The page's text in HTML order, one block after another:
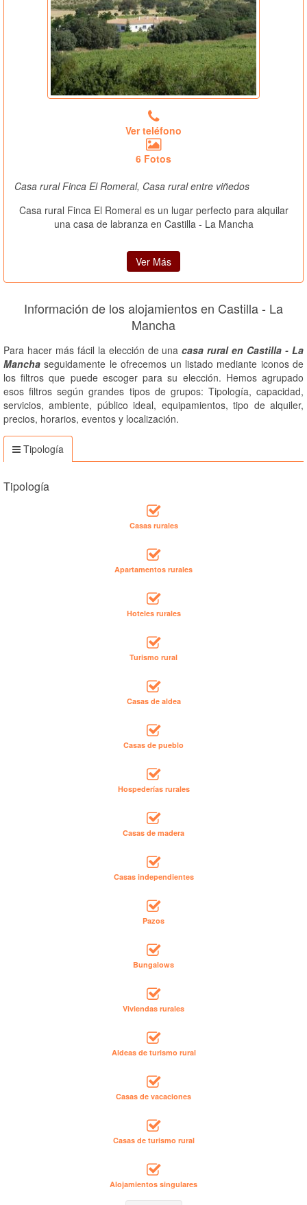
Ver teléfono
6 Fotos
Casa rural Finca El Romeral, Casa rural entre viñedos
Casa rural Finca El Romeral es un lugar perfecto para alquilar
una casa de labranza en Castilla - La Mancha
Ver Más
Información de los alojamientos en Castilla - La
Mancha
Para hacer más fácil la elección de unacasa rural en Castilla - La
Mancha seguidamente le ofrecemos un listado mediante iconos de
los filtros que puede escoger para su elección. Hemos agrupado
esos filtros según grandes tipos de grupos: Tipología, capacidad,
servicios, ambiente, público ideal, equipamientos, tipo de alquiler,
precios, horarios, eventos y localización.
Tipología
Tipología
Casas rurales
Apartamentos rurales
Hoteles rurales
Turismo rural
Casas de aldea
Casas de pueblo
Hospederías rurales
Casas de madera
Casas independientes
Pazos
Bungalows
Viviendas rurales
Aldeas de turismo rural
Casas de vacaciones
Casas de turismo rural
Alojamientos singulares